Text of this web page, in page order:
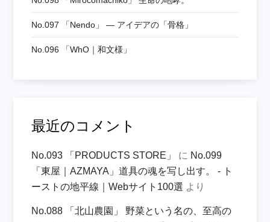
No.097 「nendo」 ― アイデアの「骨格」
No.096 「WhO｜和文様」
最近のコメント
No.093 「PRODUCTS STORE」 に No.099
「東屋｜AZMAYA」道具の魂を写し出す。 - ト
ーストの地平線｜Webサイト100選 より
No.088 「北山農園」 野菜という名の、至高の